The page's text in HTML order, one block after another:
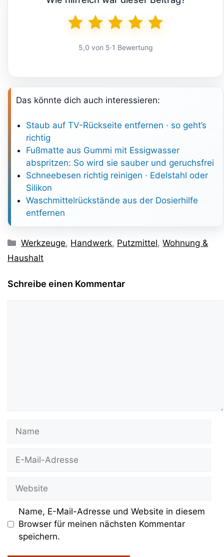
5,0 von 5·1 Bewertung
Das könnte dich auch interessieren:
Staub auf TV-Rückseite entfernen · so geht’s
richtig
Fußmatte aus Gummi mit Essigwasser
abspritzen: So wird sie sauber und geruchsfrei
Schneebesen richtig reinigen · Edelstahl oder
Silikon
Waschmittelrückstände aus der Dosierhilfe
entfernen
Kategorien
Werkzeuge, Handwerk, Putzmittel,Wohnung &
Haushalt
Schreibe einen Kommentar
Mail-
Name, E-Mail-Adresse und Website in diesem
Browser für meinen nächsten Kommentar
speichern.